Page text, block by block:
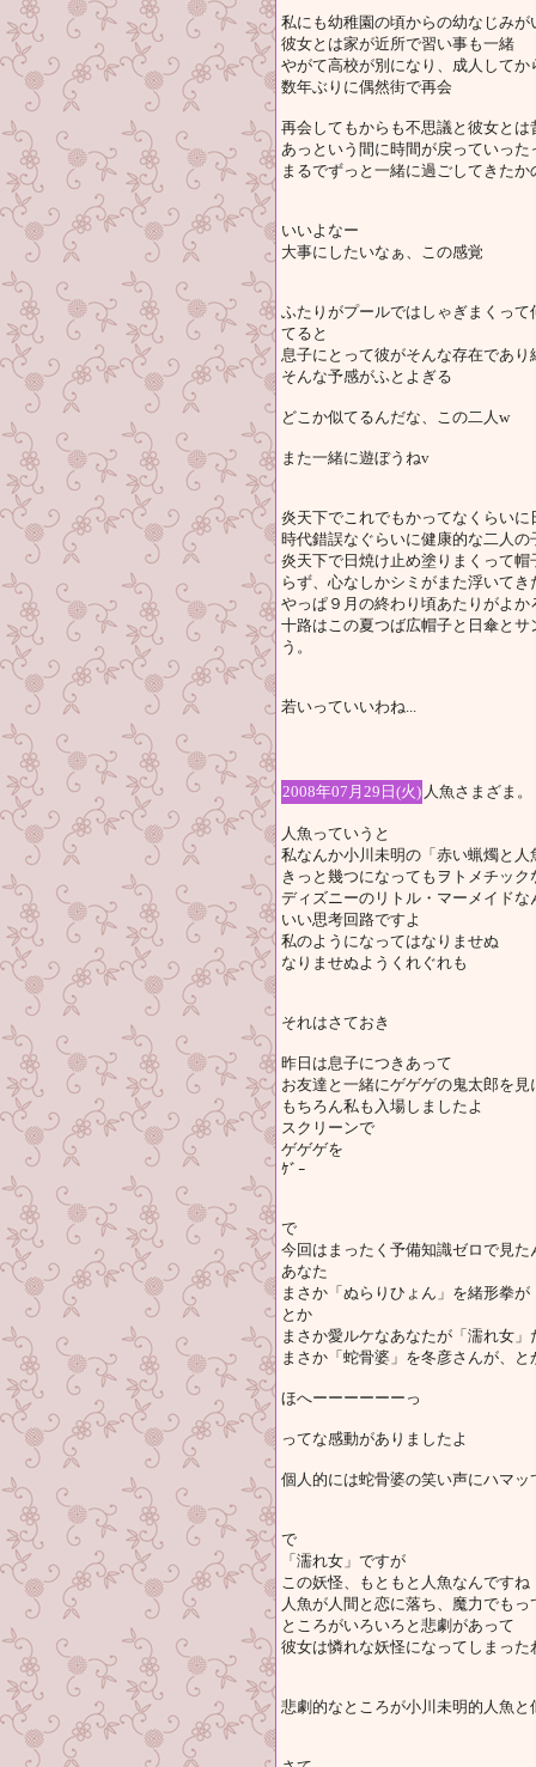
私にも幼稚園の頃からの幼なじみが
彼女とは家が近所で習い事も一緒
やがて高校が別になり、成人して
数年ぶりに偶然街で再会
再会してもからも不思議と彼女と
あっという間に時間が戻っていった
まるでずっと一緒に過ごしてきたか
いいよなー
大事にしたいなぁ、この感覚
ふたりがプールではしゃぎまくっ
てると
息子にとって彼がそんな存在であり
そんな予感がふとよぎる
どこか似てるんだな、この二人w
また一緒に遊ぼうねv
炎天下でこれでもかってなくらいに
時代錯誤なぐらいに健康的な二人
炎天下で日焼け止め塗りまくって
らず、心なしかシミがまた浮いて
やっぱ９月の終わり頃あたりがよ
十路はこの夏つば広帽子と日傘と
う。
若いっていいわね...
2008年07月29日(火) 人魚さまざま。
人魚っていうと
私なんか小川未明の「赤い蝋燭と
きっと幾つになってもヲトメチック
ディズニーのリトル・マーメイド
いい思考回路ですよ
私のようになってはなりませぬ
なりませぬようくれぐれも
それはさておき
昨日は息子につきあって
お友達と一緒にゲゲゲの鬼太郎を
もちろん私も入場しましたよ
スクリーンで
ゲゲゲを
ｹﾞｰ
で
今回はまったく予備知識ゼロで見た
あなた
まさか「ぬらりひょん」を緒形拳が
とか
まさか愛ルケなあなたが「濡れ女」
まさか「蛇骨婆」を冬彦さんが、と
ほへーーーーーーっ
ってな感動がありましたよ
個人的には蛇骨婆の笑い声にハマッ
で
「濡れ女」ですが
この妖怪、もともと人魚なんですね
人魚が人間と恋に落ち、魔力でも
ところがいろいろと悲劇があって
彼女は憐れな妖怪になってしまった
悲劇的なところが小川未明的人魚と